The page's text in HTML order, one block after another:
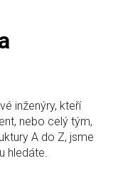
inženýry, kteří
nebo celý tým,
A do Z, jsme
hledáte.